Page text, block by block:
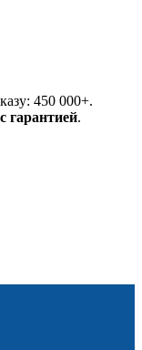
450 000+.
гарантией.